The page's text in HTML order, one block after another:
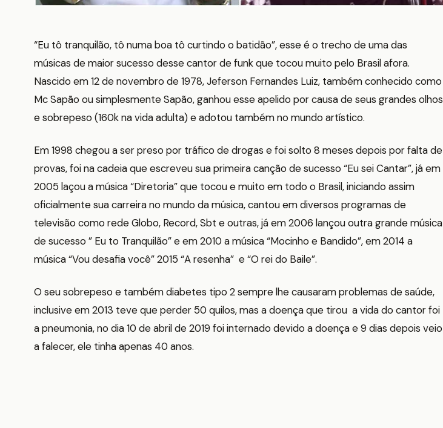
“Eu tô tranquilão, tô numa boa tô curtindo o batidão”, esse é o trecho de uma das
músicas de maior sucesso desse cantor de funk que tocou muito pelo Brasil afora.
Nascido em 12 de novembro de 1978, Jeferson Fernandes Luiz, também conhecido como
Mc Sapão ou simplesmente Sapão, ganhou esse apelido por causa de seus grandes olhos
e sobrepeso (160k na vida adulta) e adotou também no mundo artístico.
Em 1998 chegou a ser preso por tráfico de drogas e foi solto 8 meses depois por falta de
provas, foi na cadeia que escreveu sua primeira canção de sucesso “Eu sei Cantar”, já em
2005 laçou a música “Diretoria” que tocou e muito em todo o Brasil, iniciando assim
oficialmente sua carreira no mundo da música, cantou em diversos programas de
televisão como rede Globo, Record, Sbt e outras, já em 2006 lançou outra grande música
de sucesso ” Eu to Tranquilão” e em 2010 a música “Mocinho e Bandido”, em 2014 a
música “Vou desafia você” 2015 “A resenha” e “O rei do Baile”.
O seu sobrepeso e também diabetes tipo 2 sempre lhe causaram problemas de saúde,
inclusive em 2013 teve que perder 50 quilos, mas a doença que tirou a vida do cantor foi
a pneumonia, no dia 10 de abril de 2019 foi internado devido a doença e 9 dias depois veio
a falecer, ele tinha apenas 40 anos.